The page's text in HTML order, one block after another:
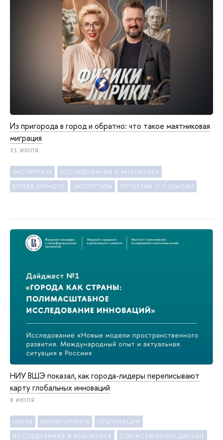
Из пригорода в город и обратно: что такое маятниковая
миграция
31 ИЮЛЯ
ЭКСПЕРТИЗА ИССЛЕДОВАНИЯ И АНАЛИТИКА
ВЗГЛЯД УЧЕНОГО ЭКСПЕРТИЗА РЕПОРТАЖ О СОБЫТИИ
НИУ ВШЭ показал, как города-лидеры переписывают
карту глобальных инноваций
8 ИЮЛЯ
НАУКА МОНИТОРИНГИ ПУБЛИКАЦИИ
ИССЛЕДОВАНИЯ И АНАЛИТИКА СТАТИСТИЧЕСКИЕ ДАННЫЕ